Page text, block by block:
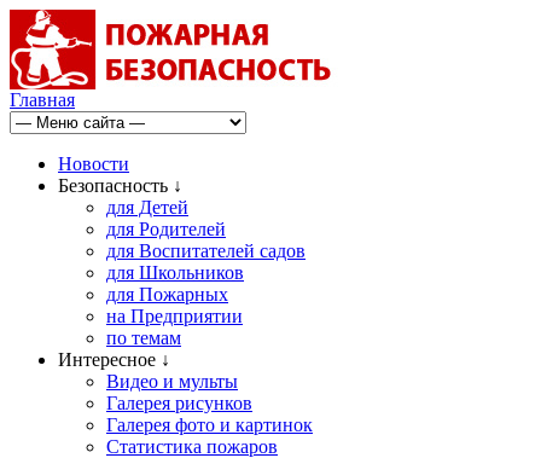
Главная
Новости
Безопасность ↓
для Детей
для Родителей
для Воспитателей садов
для Школьников
для Пожарных
на Предприятии
по темам
Интересное ↓
Видео и мульты
Галерея рисунков
Галерея фото и картинок
Статистика пожаров